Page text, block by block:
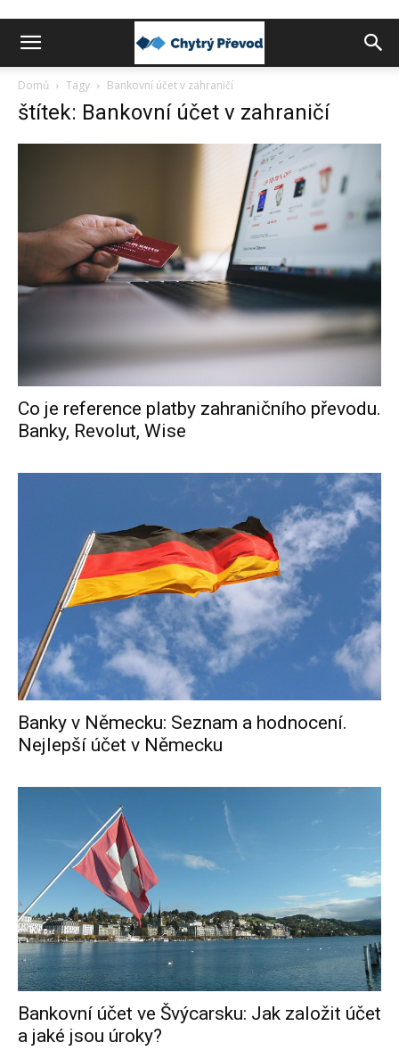
Chytrý
převod
Domů Tagy Bankovní účet v zahraničí
štítek: Bankovní účet v zahraničí
Co je reference platby zahraničního převodu.
Banky, Revolut, Wise
Banky v Německu: Seznam a hodnocení.
Nejlepší účet v Německu
Bankovní účet ve Švýcarsku: Jak založit účet
a jaké jsou úroky?